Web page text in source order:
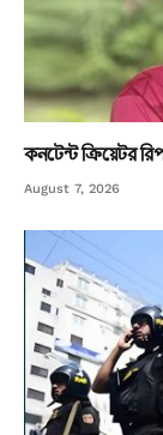
কনটেন্ট ক্রিয়েটর
August 7, 2026